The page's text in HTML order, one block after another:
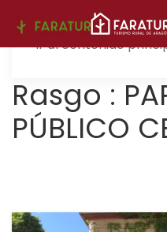
Ir al contenido
Rasgo :
PÚBLICO